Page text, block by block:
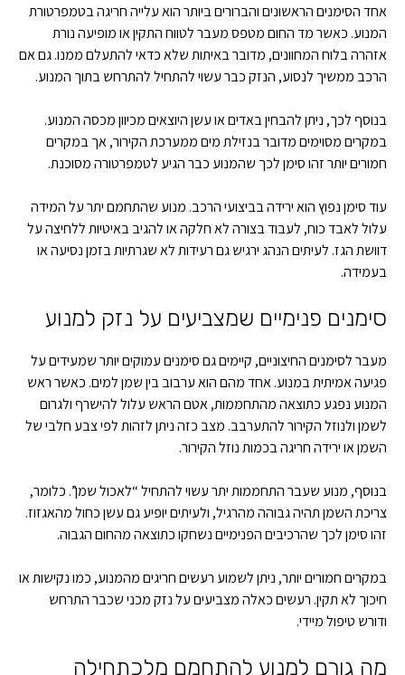
אחד הסימנים הראשונים והברורים ביותר הוא עלייה חריגה בטמפרטורת
המנוע. כאשר מד החום מטפס מעבר לטווח התקין או מופיעה נורת
אזהרה בלוח המחוונים, מדובר באיתות שלא כדאי להתעלם ממנו. גם אם
הרכב ממשיך לנסוע, הנזק כבר עשוי להתחיל להתרחש בתוך המנוע.
בנוסף לכך, ניתן להבחין באדים או עשן היוצאים מכיוון מכסה המנוע.
במקרים מסוימים מדובר בנזילת מים ממערכת הקירור, אך במקרים
חמורים יותר זהו סימן לכך שהמנוע כבר הגיע לטמפרטורה מסוכנת.
עוד סימן נפוץ הוא ירידה בביצועי הרכב. מנוע שהתחמם יתר על המידה
עלול לאבד כוח, לעבוד בצורה לא חלקה או להגיב באיטיות ללחיצה על
דוושת הגז. לעיתים הנהג ירגיש גם רעידות לא שגרתיות בזמן נסיעה או
בעמידה.
סימנים פנימיים שמצביעים על נזק למנוע
מעבר לסימנים החיצוניים, קיימים גם סימנים עמוקים יותר שמעידים על
פגיעה אמיתית במנוע. אחד מהם הוא ערבוב בין שמן למים. כאשר ראש
המנוע נפגע כתוצאה מהתחממות, אטם הראש עלול להישרף ולגרום
לשמן ולנוזל הקירור להתערבב. מצב כזה ניתן לזהות לפי צבע חלבי של
השמן או ירידה חריגה בכמות נוזל הקירור.
בנוסף, מנוע שעבר התחממות יתר עשוי להתחיל “לאכול שמן”. כלומר,
צריכת השמן תהיה גבוהה מהרגיל, ולעיתים יופיע גם עשן כחול מהאגזוז.
זהו סימן לכך שהרכיבים הפנימיים נשחקו כתוצאה מהחום הגבוה.
במקרים חמורים יותר, ניתן לשמוע רעשים חריגים מהמנוע, כמו נקישות או
חיכוך לא תקין. רעשים כאלה מצביעים על נזק מכני שכבר התרחש
ודורש טיפול מיידי.
מה גורם למנוע להתחמם מלכתחילה